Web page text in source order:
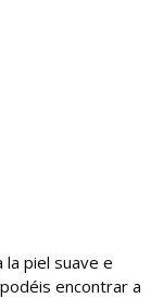
piel suave e
encontrar a